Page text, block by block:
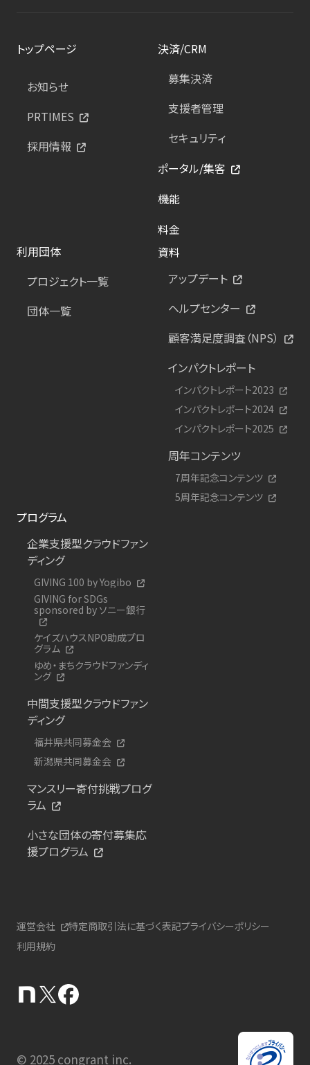
トップページ
お知らせ
PRTIMES
採用情報
決済/CRM
募集決済
支援者管理
セキュリティ
ポータル/集客
機能
料金
利用団体
プロジェクト一覧
団体一覧
資料
アップデート
ヘルプセンター
顧客満足度調査（NPS）
インパクトレポート
インパクトレポート2023
インパクトレポート2024
インパクトレポート2025
周年コンテンツ
7周年記念コンテンツ
5周年記念コンテンツ
プログラム
企業支援型クラウドファン
ディング
GIVING 100 by Yogibo
GIVING for SDGs
sponsored by ソニー銀行
ケイズハウスNPO助成プロ
グラム
ゆめ・まちクラウドファンディ
ング
中間支援型クラウドファン
ディング
福井県共同募金会
新潟県共同募金会
マンスリー寄付挑戦プログ
ラム
小さな団体の寄付募集応
援プログラム
運営会社 特定商取引法に基づく表記プライバシーポリシー
利用規約
© 2025 congrant inc.